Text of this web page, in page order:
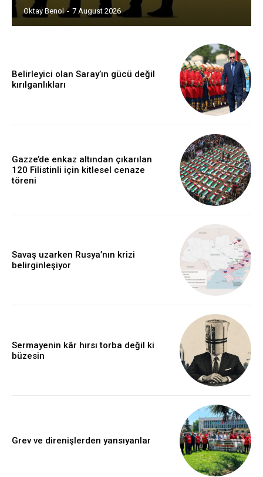
Oktay Benol - 7 August 2026
Belirleyici olan Saray’ın gücü değil
kırılganlıkları
Gazze’de enkaz altından çıkarılan
120 Filistinli için kitlesel cenaze
töreni
Savaş uzarken Rusya’nın krizi
belirginleşiyor
Sermayenin kâr hırsı torba değil ki
büzesin
Grev ve direnişlerden yansıyanlar